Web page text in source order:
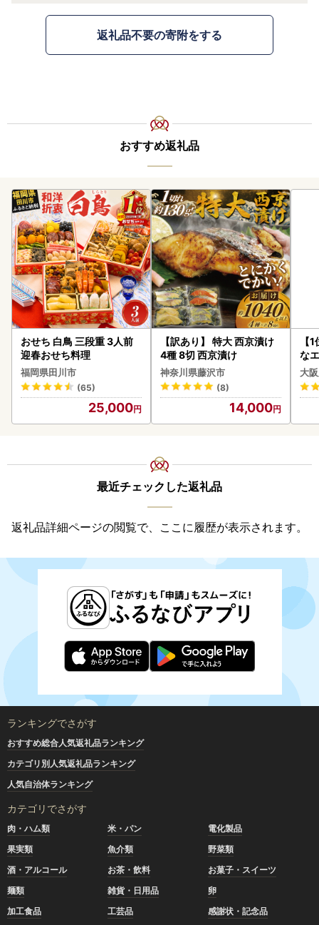
返礼品不要の寄附をする
おすすめ返礼品
おせち 白鳥 三段重 3人前
迎春おせち料理
福岡県田川市
(65)
25,000
【訳あり】 特大 西京漬け
4種 8切 西京漬け
神奈川県藤沢市
(8)
14,000
【
な
大
最近チェックした返礼品
返礼品詳細ページの閲覧で、ここに履歴が表示されます。
ランキングでさがす
おすすめ総合人気返礼品ランキング
カテゴリ別人気返礼品ランキング
人気自治体ランキング
カテゴリでさがす
肉・ハム類 米・パン
電化製品
果実類
魚介類
野菜類
酒・アルコール
お茶・飲料
お菓子・スイーツ
麺類
雑貨・日用品
卵
加工食品
工芸品
感謝状・記念品